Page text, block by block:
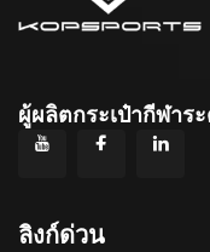
ผู้ผลิตกระเป๋ากีฬาร
ลิงก์ด่วน